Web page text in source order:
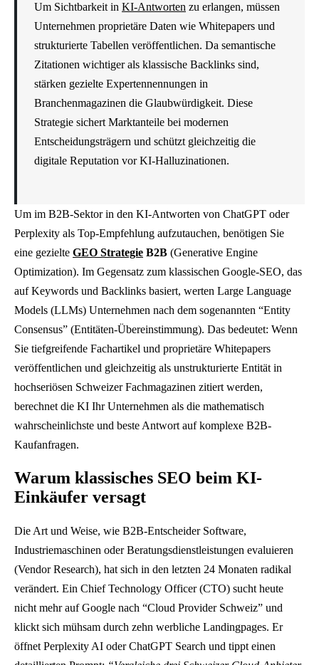
Um Sichtbarkeit in KI-Antworten zu erlangen, müssen
Unternehmen proprietäre Daten wie Whitepapers und
strukturierte Tabellen veröffentlichen. Da semantische
Zitationen wichtiger als klassische Backlinks sind,
stärken gezielte Expertennennungen in
Branchenmagazinen die Glaubwürdigkeit. Diese
Strategie sichert Marktanteile bei modernen
Entscheidungsträgern und schützt gleichzeitig die
digitale Reputation vor KI-Halluzinationen.
Um im B2B-Sektor in den KI-Antworten von ChatGPT oder
Perplexity als Top-Empfehlung aufzutauchen, benötigen Sie
eine gezielte GEO Strategie B2B (Generative Engine
Optimization). Im Gegensatz zum klassischen Google-SEO, das
auf Keywords und Backlinks basiert, werten Large Language
Models (LLMs) Unternehmen nach dem sogenannten “Entity
Consensus” (Entitäten-Übereinstimmung). Das bedeutet: Wenn
Sie tiefgreifende Fachartikel und proprietäre Whitepapers
veröffentlichen und gleichzeitig als unstrukturierte Entität in
hochseriösen Schweizer Fachmagazinen zitiert werden,
berechnet die KI Ihr Unternehmen als die mathematisch
wahrscheinlichste und beste Antwort auf komplexe B2B-
Kaufanfragen.
Warum klassisches SEO beim KI-
Einkäufer versagt
Die Art und Weise, wie B2B-Entscheider Software,
Industriemaschinen oder Beratungsdienstleistungen evaluieren
(Vendor Research), hat sich in den letzten 24 Monaten radikal
verändert. Ein Chief Technology Officer (CTO) sucht heute
nicht mehr auf Google nach “Cloud Provider Schweiz” und
klickt sich mühsam durch zehn werbliche Landingpages. Er
öffnet Perplexity AI oder ChatGPT Search und tippt einen